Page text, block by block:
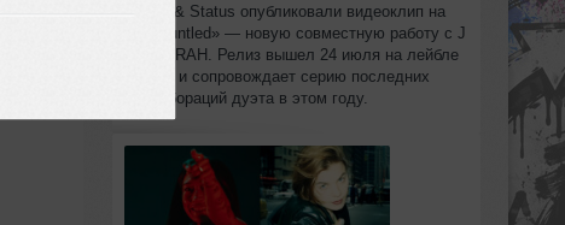
Chase & Status опубликовали видеоклип на
«Disgruntled» — новую совместную работу с J
Hus и IRAH. Релиз вышел 24 июля на лейбле
Warner и сопровождает серию последних
коллабораций дуэта в этом году.